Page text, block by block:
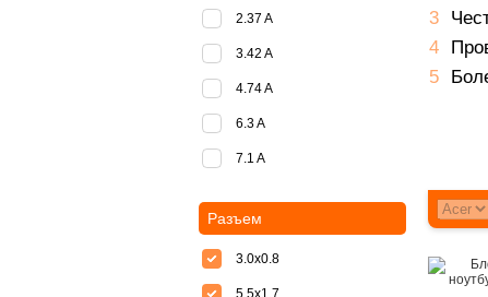
2.37 A
3.42 A
4.74 A
6.3 A
7.1 A
Разъем
3.0x0.8
5.5х1.7